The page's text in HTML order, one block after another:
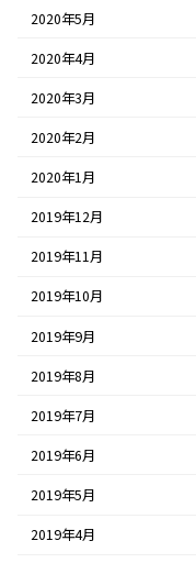
2020年5月
2020年4月
2020年3月
2020年2月
2020年1月
2019年12月
2019年11月
2019年10月
2019年9月
2019年8月
2019年7月
2019年6月
2019年5月
2019年4月